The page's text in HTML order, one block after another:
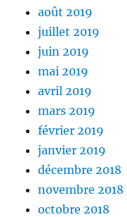
août 2019
juillet 2019
juin 2019
mai 2019
avril 2019
mars 2019
février 2019
janvier 2019
décembre 2018
novembre 2018
octobre 2018